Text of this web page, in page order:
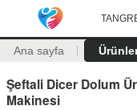
Ana sayfa
Şeftali Dicer Dolum
Makinesi